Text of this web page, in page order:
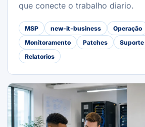
que conecte o trabalho diario.
MSP new-it-business Operação
Monitoramento
Patches
Relatorios